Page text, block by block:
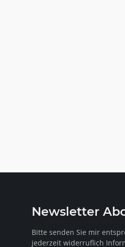
Newsletter
Bitte senden Sie mir
jederzeit widerruflich